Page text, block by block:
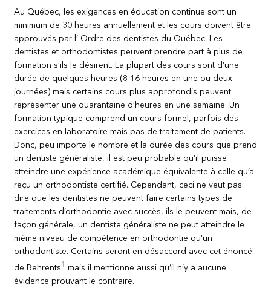
Au Québec, les exigences en éducation continue sont un
minimum de 30 heures annuellement et les cours doivent être
approuvés par l’ Ordre des dentistes du Québec. Les
dentistes et orthodontistes peuvent prendre part à plus de
formation s’ils le désirent. La plupart des cours sont d’une
durée de quelques heures (8-16 heures en une ou deux
journées) mais certains cours plus approfondis peuvent
représenter une quarantaine d’heures en une semaine. Un
formation typique comprend un cours formel, parfois des
exercices en laboratoire mais pas de traitement de patients.
Donc, peu importe le nombre et la durée des cours que prend
un dentiste généraliste, il est peu probable qu’il puisse
atteindre une expérience académique équivalente à celle qu’a
reçu un orthodontiste certifié. Cependant, ceci ne veut pas
dire que les dentistes ne peuvent faire certains types de
traitements d’orthodontie avec succès, ils le peuvent mais, de
façon générale, un dentiste généraliste ne peut atteindre le
même niveau de compétence en orthodontie qu’un
orthodontiste. Certains seront en désaccord avec cet énoncé
de Behrents1
mais il mentionne aussi qu’il n’y a aucune
évidence prouvant le contraire.